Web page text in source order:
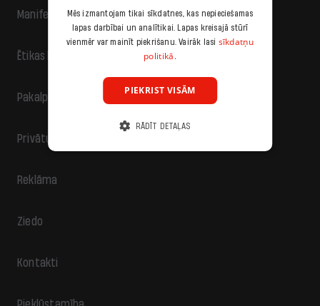
Manifests
Ētikas kodekss
Pakalpojumu sniegšanas noteikumi
Privātuma politika
Reklāma
Ziedo
Kontakti
Mēs izmantojam tikai sīkdatnes, kas nepieciešamas
lapas darbībai un analītikai. Lapas kreisajā stūrī
vienmēr var mainīt piekrišanu. Vairāk lasi sīkdatņu
politikā.
PIEKRIST VISĀM
RĀDĪT DETAĻAS